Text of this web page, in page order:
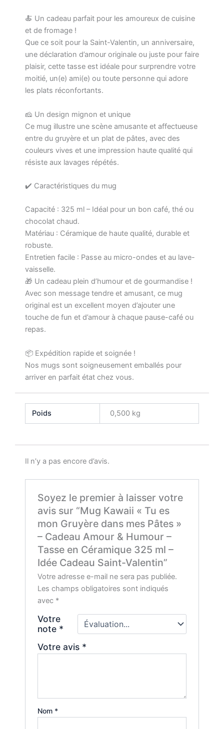
325
Idée
Cadeau
Saint-
Valentin
🍝 Un cadeau parfait pour les amoureux de cuisine
et de fromage !
Que ce soit pour la Saint-Valentin, un anniversaire,
une déclaration d’amour originale ou juste pour faire
plaisir, cette tasse est idéale pour surprendre votre
moitié, un(e) ami(e) ou toute personne qui adore
les plats réconfortants.
🧀 Un design mignon et unique
Ce mug illustre une scène amusante et affectueuse
entre du gruyère et un plat de pâtes, avec des
couleurs vives et une impression haute qualité qui
résiste aux lavages répétés.
✔️ Caractéristiques du mug
Capacité : 325 ml – Idéal pour un bon café, thé ou
chocolat chaud.
Matériau : Céramique de haute qualité, durable et
robuste.
Entretien facile : Passe au micro-ondes et au lave-
vaisselle.
🎁 Un cadeau plein d’humour et de gourmandise !
Avec son message tendre et amusant, ce mug
original est un excellent moyen d’ajouter une
touche de fun et d’amour à chaque pause-café ou
repas.
📦 Expédition rapide et soignée !
Nos mugs sont soigneusement emballés pour
arriver en parfait état chez vous.
Poids 0,500 kg
Il n’y a pas encore d’avis.
Soyez le premier à laisser votre
avis sur “Mug Kawaii « Tu es
mon Gruyère dans mes Pâtes »
– Cadeau Amour & Humour –
Tasse en Céramique 325 ml –
Idée Cadeau Saint-Valentin”
Votre adresse e-mail ne sera pas publiée.
Les champs obligatoires sont indiqués
avec *
Votre
note *
Votre avis *
Nom *